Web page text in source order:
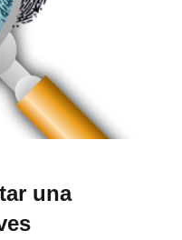
una